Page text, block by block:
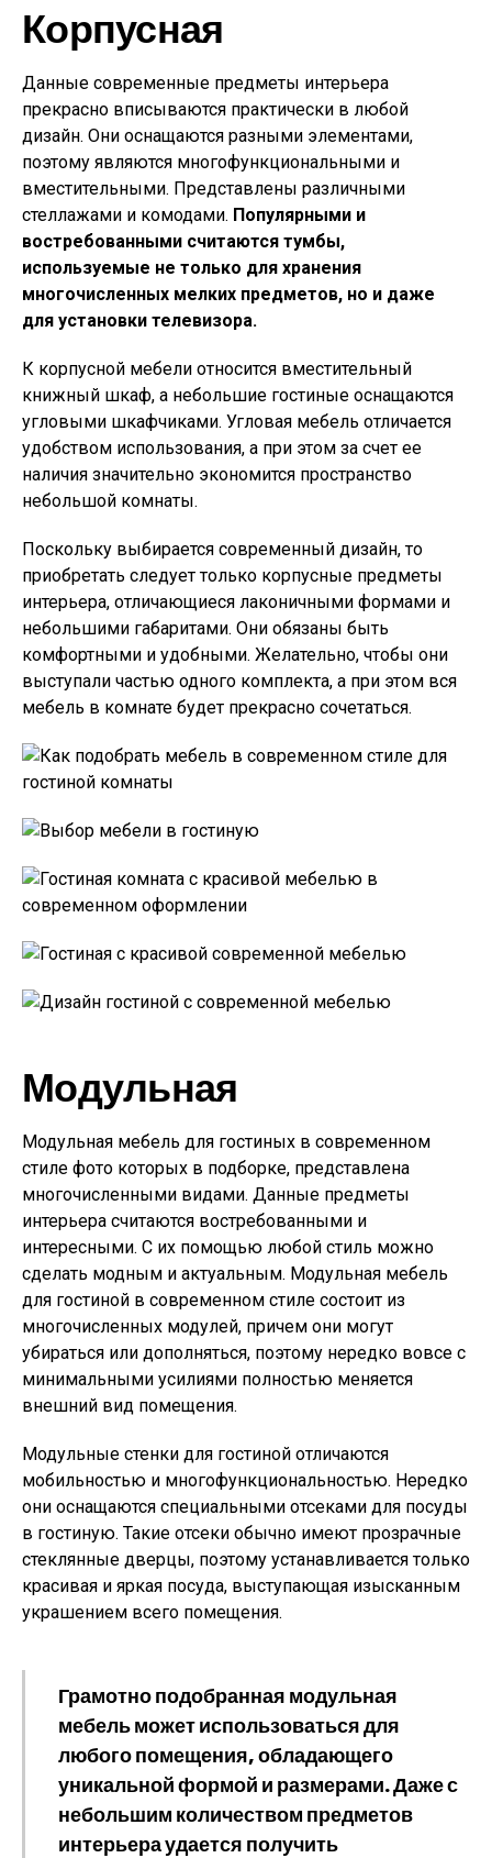
Корпусная
Данные современные предметы интерьера
прекрасно вписываются практически в любой
дизайн. Они оснащаются разными элементами,
поэтому являются многофункциональными и
вместительными. Представлены различными
стеллажами и комодами. Популярными и
востребованными считаются тумбы,
используемые не только для хранения
многочисленных мелких предметов, но и даже
для установки телевизора.
К корпусной мебели относится вместительный
книжный шкаф, а небольшие гостиные оснащаются
угловыми шкафчиками. Угловая мебель отличается
удобством использования, а при этом за счет ее
наличия значительно экономится пространство
небольшой комнаты.
Поскольку выбирается современный дизайн, то
приобретать следует только корпусные предметы
интерьера, отличающиеся лаконичными формами и
небольшими габаритами. Они обязаны быть
комфортными и удобными. Желательно, чтобы они
выступали частью одного комплекта, а при этом вся
мебель в комнате будет прекрасно сочетаться.
Модульная
Модульная мебель для гостиных в современном
стиле фото которых в подборке, представлена
многочисленными видами. Данные предметы
интерьера считаются востребованными и
интересными. С их помощью любой стиль можно
сделать модным и актуальным. Модульная мебель
для гостиной в современном стиле состоит из
многочисленных модулей, причем они могут
убираться или дополняться, поэтому нередко вовсе с
минимальными усилиями полностью меняется
внешний вид помещения.
Модульные стенки для гостиной отличаются
мобильностью и многофункциональностью. Нередко
они оснащаются специальными отсеками для посуды
в гостиную. Такие отсеки обычно имеют прозрачные
стеклянные дверцы, поэтому устанавливается только
красивая и яркая посуда, выступающая изысканным
украшением всего помещения.
Грамотно подобранная модульная
мебель может использоваться для
любого помещения, обладающего
уникальной формой и размерами. Даже с
небольшим количеством предметов
интерьера удается получить